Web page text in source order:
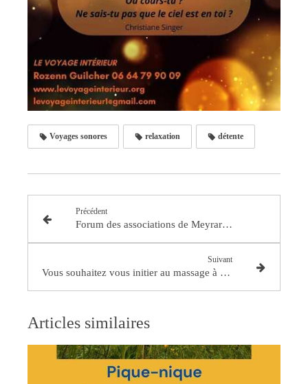
Voyages sonores relaxation détente
Précédent
Forum des associations de Meyrargues
Suivant
Vous souhaitez vous initier au massage à l'huile?
Articles similaires